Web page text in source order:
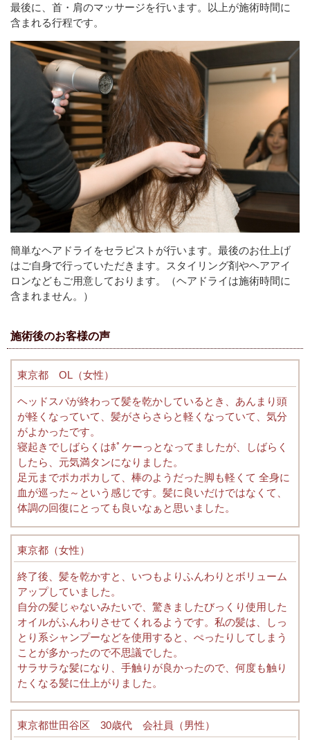
最後に、首・肩のマッサージを行います。以上が施術時間に
含まれる行程です。
簡単なヘアドライをセラピストが行います。最後のお仕上げ
はご自身で行っていただきます。スタイリング剤やヘアアイ
ロンなどもご用意しております。（ヘアドライは施術時間に
含まれません。
）
施術後のお客様の声
東京都 OL（女性）
ヘッドスパが終わって髪を乾かしているとき、あんまり頭
が軽くなっていて、髪がさらさらと軽くなっていて、気分
がよかったです。
寝起きでしばらくはﾎﾟケーっとなってましたが、しばらく
したら、元気満タンになりました。
足元までポカポカして、棒のようだった脚も軽くて 全身に
血が巡った～という感じです。髪に良いだけではなくて、
体調の回復にとっても良いなぁと思いました。
東京都（女性）
終了後、髪を乾かすと、いつもよりふんわりとボリューム
アップしていました。
自分の髪じゃないみたいで、驚きましたびっくり使用した
オイルがふんわりさせてくれるようです。私の髪は、しっ
とり系シャンプーなどを使用すると、ぺったりしてしまう
ことが多かったので不思議でした。
サラサラな髪になり、手触りが良かったので、何度も触り
たくなる髪に仕上がりました。
東京都世田谷区 30歳代 会社員（男性）